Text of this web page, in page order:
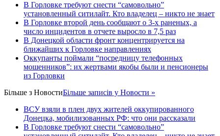
В Горловке требуют снести “самовольно”
установленный ситилайт. Кто владелец – никто не знает
В Горловке второй день сообщают о 3-х раненых, а
число инцидентов в отчете выросло в 7,5 раз
В Донецкой области фронт концентрируется на
ближайших к Горловке направлениях
Оккупанты поймали “посредницу телефонных
мошенников”: их жертвами якобы были и пенсионеры
из Горловки
Більше з НовостиБільше записів у Новости »
ВСУ взяли в плен двух жителей оккупированного
Донецка, мобилизованных РФ: что они рассказали
В Горловке требуют снести “самовольно”